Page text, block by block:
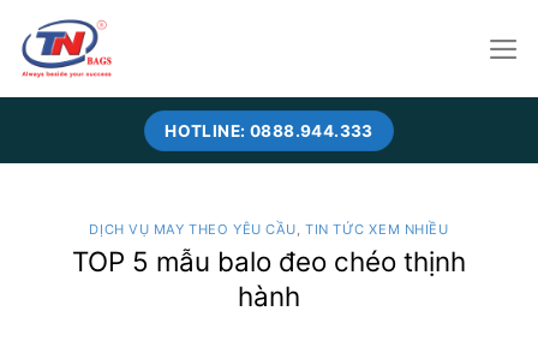
content
HOTLINE: 0888.944.333
DỊCH VỤ MAY THEO YÊU CẦU,TIN TỨC XEM NHIỀU
TOP 5 mẫu balo đeo chéo thịnh
hành